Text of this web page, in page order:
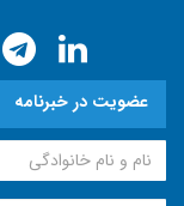
عضویت در خبرنامه